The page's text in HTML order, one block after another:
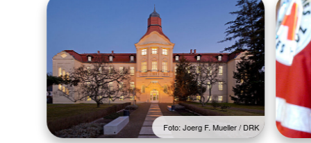
Foto: Joerg F. Mueller / DRK